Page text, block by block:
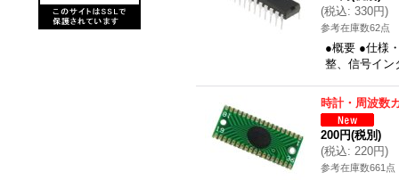
(税込: 330円)
参考在庫数62点
●概要 ●仕様
整、信号イ
時計・周波数
200円(税別)
(税込: 220円)
参考在庫数661点